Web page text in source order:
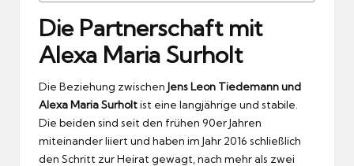
Die Partnerschaft mit
Alexa Maria Surholt
Die Beziehung zwischen Jens Leon Tiedemann und
Alexa Maria Surholtist eine langjährige und stabile.
Die beiden sind seit den frühen 90er Jahren
miteinander liiert und haben im Jahr 2016 schließlich
den Schritt zur Heirat gewagt, nach mehr als zwei